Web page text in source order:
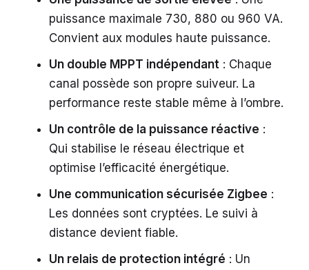
puissance maximale 730, 880 ou 960 VA.
Convient aux modules haute puissance.
Un double MPPT indépendant : Chaque
canal possède son propre suiveur. La
performance reste stable même à l’ombre.
Un contrôle de la puissance réactive :
Qui stabilise le réseau électrique et
optimise l’efficacité énergétique.
Une communication sécurisée Zigbee :
Les données sont cryptées. Le suivi à
distance devient fiable.
Un relais de protection intégré : Un